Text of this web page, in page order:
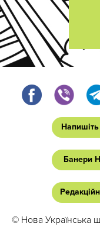
Банери
© Нова Українська